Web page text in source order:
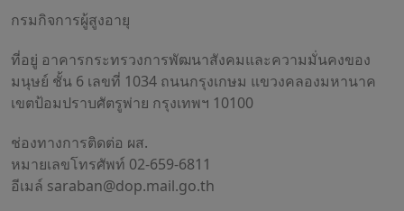
กรมกิจการผู้สูงอายุ
ที่อยู่ อาคารกระทรวงการพัฒนาสังคมและความมั่นคงของ
มนุษย์ ชั้น 6 เลขที่ 1034 ถนนกรุงเกษม แขวงคลองมหานาค
เขตป้อมปราบศัตรูพ่าย กรุงเทพฯ 10100
ช่องทางการติดต่อ ผส.
หมายเลขโทรศัพท์ 02-659-6811
อีเมล์ saraban@dop.mail.go.th